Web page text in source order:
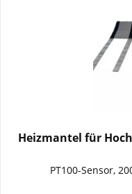
Heizmantel für
PT100-Sensor,